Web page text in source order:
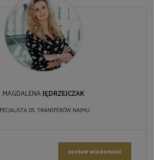
MAGDALENAJĘDRZEJCZAK
DS. TRANSFERÓW NAJMU
zostaw wiadomość